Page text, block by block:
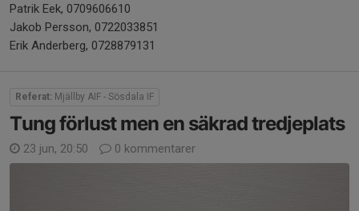
Patrik Eek, 0709606610
Jakob Persson, 0722033851
Erik Anderberg, 0728879131
Referat: Mjällby AIF - Sösdala IF
Tung förlust men en säkrad tredjeplats
23 jun, 20:50 0 kommentarer